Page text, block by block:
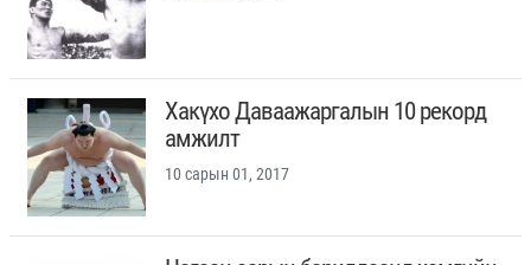
Хакүхо Даваажаргалын 10 рекорд
амжилт
10 сарын 01, 2017